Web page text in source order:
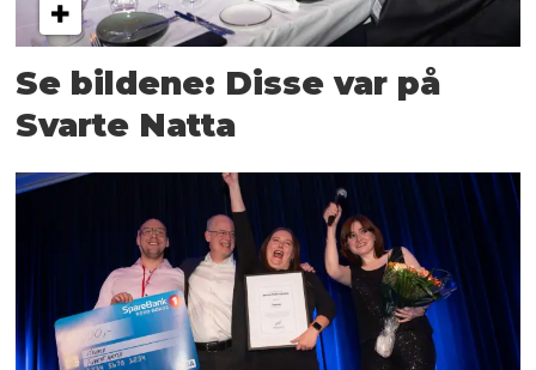
Se bildene: Disse var på
Svarte Natta